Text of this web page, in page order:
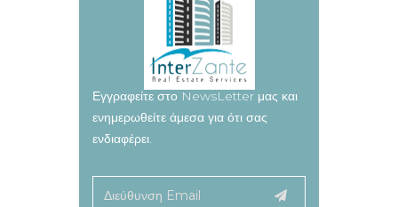
Εγγραφείτε στο NewsLetter μας και
ενημερωθείτε άμεσα για ότι σας
ενδιαφέρει.